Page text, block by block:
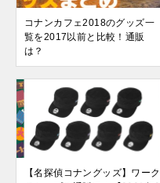
コナンカフェ2018のグッズ一
覧を2017以前と比較！通販
は？
【名探偵コナングッズ】ワーク